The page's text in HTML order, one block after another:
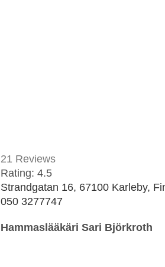
21 Reviews
Rating: 4.5
Strandgatan 16, 67100 Karleby,
050 3277747
Hammaslääkäri Sari Björkroth